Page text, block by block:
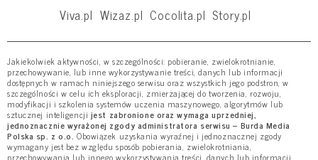
Viva.pl Wizaz.pl Cocolita.pl Story.pl
Jakiekolwiek aktywności, w szczególności: pobieranie, zwielokrotnianie,
przechowywanie, lub inne wykorzystywanie treści, danych lub informacji
dostępnych w ramach niniejszego serwisu oraz wszystkich jego podstron, w
szczególności w celu ich eksploracji, zmierzającej do tworzenia, rozwoju,
modyfikacji i szkolenia systemów uczenia maszynowego, algorytmów lub
sztucznej inteligencji jest zabronione oraz wymaga uprzedniej,
jednoznacznie wyrażonej zgody administratora serwisu – Burda Media
Polska sp. z o.o. Obowiązek uzyskania wyraźnej i jednoznacznej zgody
wymagany jest bez względu sposób pobierania, zwielokrotniania,
przechowywania lub innego wykorzystywania treści, danych lub informacji